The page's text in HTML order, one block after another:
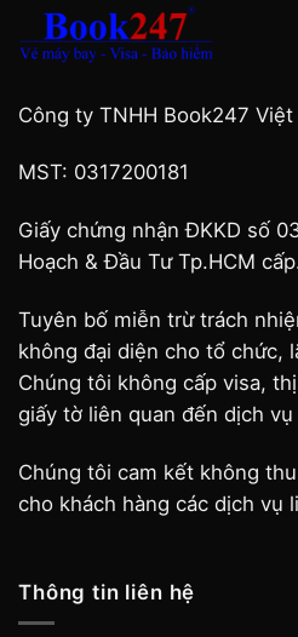
Công ty TNHH Book247 Việt
MST: 0317200181
Giấy chứng nhận ĐKKD số
Hoạch & Đầu Tư Tp.HCM
Tuyên bố miễn trừ trách
không đại diện cho tổ chức,
Chúng tôi không cấp visa,
giấy tờ liên quan đến dịch
Chúng tôi cam kết không
cho khách hàng các dịch vụ
Thông tin liên hệ